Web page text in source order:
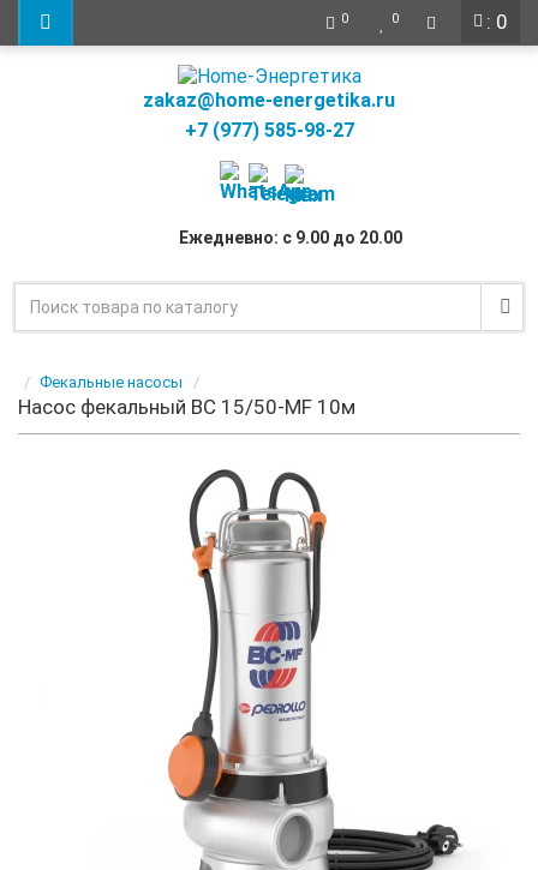
: 0
0 0
zakaz@home-energetika.ru
+7 (977) 585-98-27
Ежедневно: с 9.00 до 20.00
Фекальные насосы
Насос фекальный BC 15/50-MF 10м